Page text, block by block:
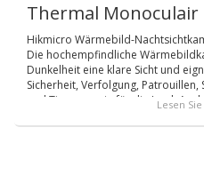
Thermal Monoculair
Hikmicro Wärmebild-
Die hochempfindliche
Dunkelheit eine klare Sicht und
Sicherheit, Verfolgung, Patrouillen,
und Tieren sowie für die Jagd.
Lesen